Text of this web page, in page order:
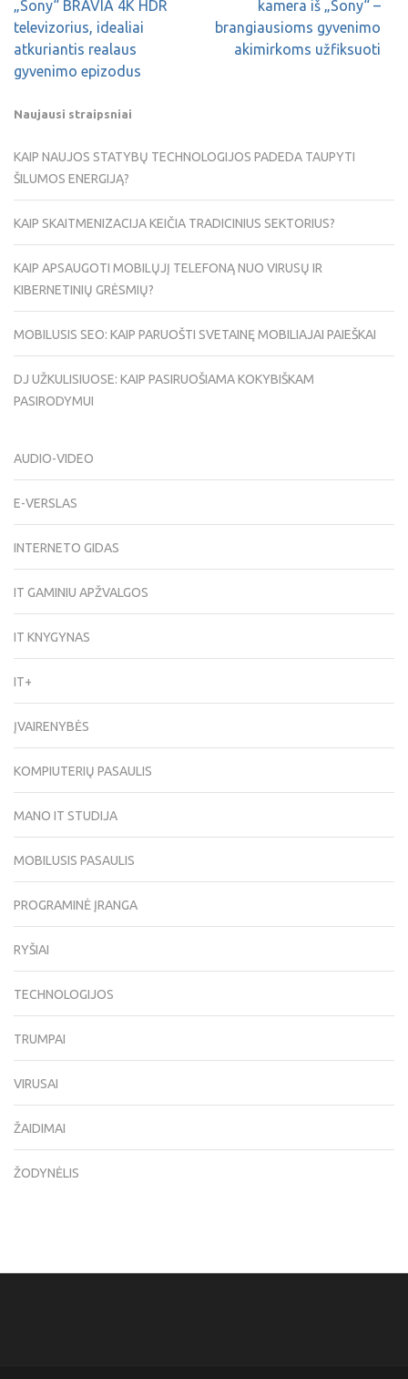
„Sony“ BRAVIA 4K HDR
televizorius, idealiai
atkuriantis realaus
gyvenimo epizodus
kamera iš „Sony“ –
brangiausioms gyvenimo
akimirkoms užfiksuoti
Naujausi straipsniai
KAIP NAUJOS STATYBŲ TECHNOLOGIJOS PADEDA TAUPYTI
ŠILUMOS ENERGIJĄ?
KAIP SKAITMENIZACIJA KEIČIA TRADICINIUS SEKTORIUS?
KAIP APSAUGOTI MOBILŲJĮ TELEFONĄ NUO VIRUSŲ IR
KIBERNETINIŲ GRĖSMIŲ?
MOBILUSIS SEO: KAIP PARUOŠTI SVETAINĘ MOBILIAJAI PAIEŠKAI
DJ UŽKULISIUOSE: KAIP PASIRUOŠIAMA KOKYBIŠKAM
PASIRODYMUI
AUDIO-VIDEO
E-VERSLAS
INTERNETO GIDAS
IT GAMINIU APŽVALGOS
IT KNYGYNAS
IT+
ĮVAIRENYBĖS
KOMPIUTERIŲ PASAULIS
MANO IT STUDIJA
MOBILUSIS PASAULIS
PROGRAMINĖ ĮRANGA
RYŠIAI
TECHNOLOGIJOS
TRUMPAI
VIRUSAI
ŽAIDIMAI
ŽODYNĖLIS